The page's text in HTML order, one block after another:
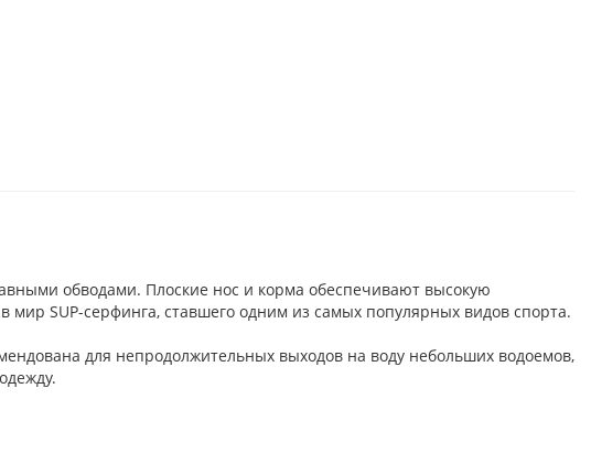
обводами. Плоские нос и корма обеспечивают высокую
мир SUP-серфинга, ставшего одним из самых популярных видов спорта.
для непродолжительных выходов на воду небольших водоемов,